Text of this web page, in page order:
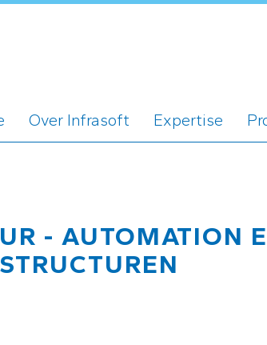
Over Infrasoft Expertise
- AUTOMATION